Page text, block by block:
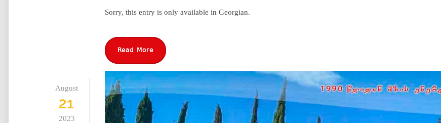
Sorry, this entry is only available in Georgian.
Read More
August
21
2023